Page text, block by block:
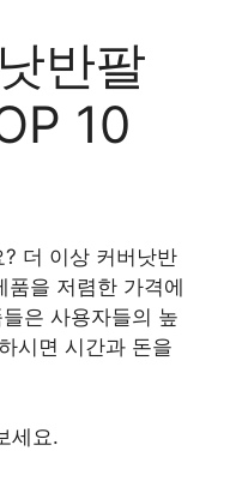
반팔
10
더 이상 커버낫반
품을 저렴한 가격에
은 사용자들의 높
시면 시간과 돈을
세요.